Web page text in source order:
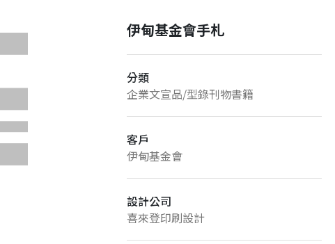
伊甸基金會手札
分類
企業文宣品/型錄刊物書籍
客戶
伊甸基金會
設計公司
喜來登印刷設計